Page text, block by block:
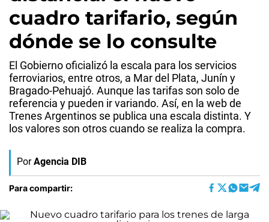
cuadro tarifario, según
dónde se lo consulte
El Gobierno oficializó la escala para los servicios
ferroviarios, entre otros, a Mar del Plata, Junín y
Bragado-Pehuajó. Aunque las tarifas son solo de
referencia y pueden ir variando. Así, en la web de
Trenes Argentinos se publica una escala distinta. Y
los valores son otros cuando se realiza la compra.
Por Agencia DIB
Para compartir: